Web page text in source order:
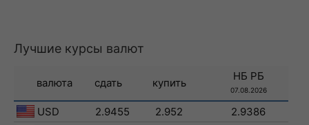
Лучшие курсы валют
валюта сдать купить
НБ РБ
07.08.2026
USD 2.9455 2.952
2.9386